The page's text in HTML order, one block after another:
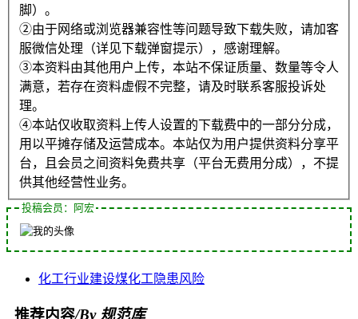
脚）。
②由于网络或浏览器兼容性等问题导致下载失败，请加客
服微信处理（详见下载弹窗提示），感谢理解。
③本资料由其他用户上传，本站不保证质量、数量等令人
满意，若存在资料虚假不完整，请及时联系客服投诉处
理。
④本站仅收取资料上传人设置的下载费中的一部分分成，
用以平摊存储及运营成本。本站仅为用户提供资料分享平
台，且会员之间资料免费共享（平台无费用分成），不提
供其他经营性业务。
投稿会员：阿宏
化工行业建设煤化工 隐患风险
推荐内容/By 规范库